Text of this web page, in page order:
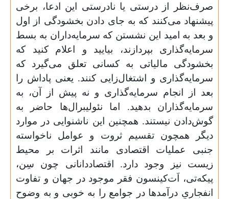
صرف‌نظر از درستی یا نادرستی این ادعا، برخی
پیشنهاد می‌کنند که به جای دادن بخشودگی از اول
و بعد به امید این نشستن که سرمایه‌داران به بسط
سرمایه‌گذاری بپردازند، بیایید و اعلام کنید که
بخشودگی مالیاتی به کسانی تعلق می‌گیرد که
سرمایه‌گذاری و اشتغال‌زایی کنند. یعنی پاداش را
بعد از انجام سرمایه‌گذاری و نه پیش از آن، به
سرمایه‌گذاران بدهید. اما نئولیبرال‌ها حاضر به
گوش‌دادن نیستند. همچنین این ناشنوایی در موارد
دیگر همچون تقسیم ثروت و عوامل ناخواسته
جنبی عملیات اقتصادی مانند اثرات بر محیط
زیست نیز وجود دارد. اقتصاددانانی چون سِن،
پیکه‌تی، اَت‌کینسون فقر موجود در جهان و تفاوت
انفجاریِ درآمدها در جوامع را به خوبی و به وضوح